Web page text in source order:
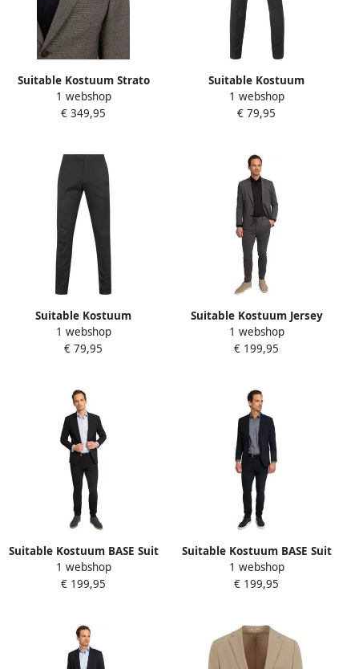
Suitable Kostuum Strato
Pied De Poule Kostuum Wol
Ember Gold
1 webshop
€ 349,95
Suitable Kostuum
Rokkostuum Broek Wol
Blend Zwart
1 webshop
€ 79,95
Suitable Kostuum
Rokkostuum Broek Hudson
Zwart
1 webshop
€ 79,95
Suitable Kostuum Jersey
Suit Antraciet
1 webshop
€ 199,95
Suitable Kostuum BASE Suit
Zwart
1 webshop
€ 199,95
Suitable Kostuum BASE Suit
Navy
1 webshop
€ 199,95